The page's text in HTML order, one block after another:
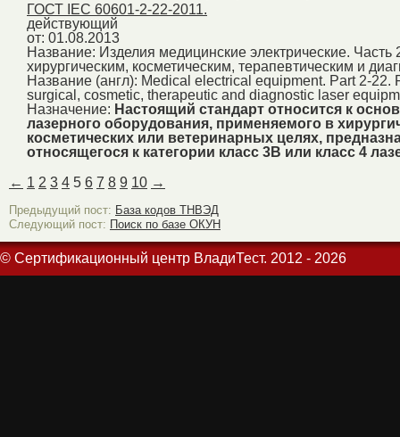
ГОСТ IEC 60601-2-22-2011.
действующий
от: 01.08.2013
Название: Изделия медицинские электрические.
хирургическим, косметическим, терапевтическим и
Название (англ): Medical electrical equipment. Part 2-22.
surgical, cosmetic, therapeutic and diagnostic laser
Назначение: Настоящий стандарт относится к
лазерного оборудования, применяемого в
косметических или ветеринарных целях,
относящегося к категории класс 3В или класс 4
← 1 2 3 4 5 6 7 8 9 10 →
Предыдущий пост: База кодов ТНВЭД
Следующий пост: Поиск по базе ОКУН
© Сертификационный центр ВладиТест. 2012 - 2026